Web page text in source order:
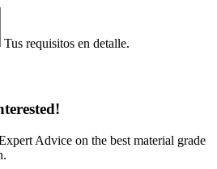
Tus requisitos en detalle.
Advice on the best material grade